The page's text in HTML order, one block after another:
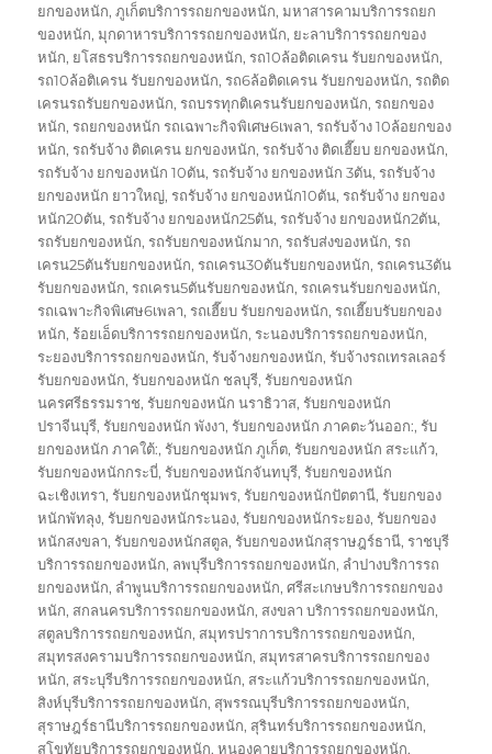
ยกของหนัก,ภูเก็ตบริการรถยกของหนัก,มหาสารคามบริการรถยก
ของหนัก,มุกดาหารบริการรถยกของหนัก, ยะลาบริการรถยกของ
หนัก, ยโสธรบริการรถยกของหนัก,รถ10ล้อติดเครน รับยกของหนัก,
รถ10ล้อติเครน รับยกของหนัก,รถ6ล้อติดเครน รับยกของหนัก,รถติด
เครนรถรับยกของหนัก,รถบรรทุกติเครนรับยกของหนัก,รถยกของ
หนัก,รถยกของหนัก รถเฉพาะกิจพิเศษ6เพลา,รถรับจ้าง 10ล้อยกของ
หนัก,รถรับจ้าง ติดเครน ยกของหนัก,รถรับจ้าง ติดเฮี๊ยบ ยกของหนัก,
รถรับจ้าง ยกของหนัก 10ตัน,รถรับจ้าง ยกของหนัก 3ตัน,รถรับจ้าง
ยกของหนัก ยาวใหญ่,รถรับจ้าง ยกของหนัก10ตัน,รถรับจ้าง ยกของ
หนัก20ตัน,รถรับจ้าง ยกของหนัก25ตัน,รถรับจ้าง ยกของหนัก2ตัน,
รถรับยกของหนัก,รถรับยกของหนักมาก,รถรับส่งของหนัก,รถ
เครน25ตันรับยกของหนัก,รถเครน30ตันรับยกของหนัก,รถเครน3ตัน
รับยกของหนัก,รถเครน5ตันรับยกของหนัก,รถเครนรับยกของหนัก,
รถเฉพาะกิจพิเศษ6เพลา,รถเฮี๊ยบ รับยกของหนัก,รถเฮี๊ยบรับยกของ
หนัก,ร้อยเอ็ดบริการรถยกของหนัก,ระนองบริการรถยกของหนัก,
ระยองบริการรถยกของหนัก,รับจ้างยกของหนัก,รับจ้างรถเทรลเลอร์
รับยกของหนัก,รับยกของหนัก ชลบุรี,รับยกของหนัก
นครศรีธรรมราช,รับยกของหนัก นราธิวาส,รับยกของหนัก
ปราจีนบุรี,รับยกของหนัก พังงา,รับยกของหนัก ภาคตะวันออก:,รับ
ยกของหนัก ภาคใต้:,รับยกของหนัก ภูเก็ต,รับยกของหนัก สระแก้ว,
รับยกของหนักกระบี่,รับยกของหนักจันทบุรี,รับยกของหนัก
ฉะเชิงเทรา,รับยกของหนักชุมพร,รับยกของหนักปัตตานี,รับยกของ
หนักพัทลุง,รับยกของหนักระนอง,รับยกของหนักระยอง,รับยกของ
หนักสงขลา,รับยกของหนักสตูล,รับยกของหนักสุราษฎร์ธานี,ราชบุรี
บริการรถยกของหนัก, ลพบุรีบริการรถยกของหนัก, ลำปางบริการรถ
ยกของหนัก, ลำพูนบริการรถยกของหนัก,ศรีสะเกษบริการรถยกของ
หนัก, สกลนครบริการรถยกของหนัก, สงขลา บริการรถยกของหนัก,
สตูลบริการรถยกของหนัก, สมุทรปราการบริการรถยกของหนัก,
สมุทรสงครามบริการรถยกของหนัก, สมุทรสาครบริการรถยกของ
หนัก, สระบุรีบริการรถยกของหนัก, สระแก้วบริการรถยกของหนัก,
สิงห์บุรีบริการรถยกของหนัก, สุพรรณบุรีบริการรถยกของหนัก,
สุราษฎร์ธานีบริการรถยกของหนัก, สุรินทร์บริการรถยกของหนัก,
สุโขทัยบริการรถยกของหนัก,หนองคายบริการรถยกของหนัก,